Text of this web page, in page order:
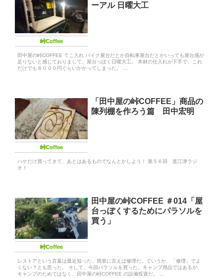
峠Coffee
ーアル 日曜大工
田中屋の峠COFFEE てこ入れ バイク屋台だとか自転車屋台だとかいっても屋台感が
足りないと感じておりまして、屋台っぽく日曜大工。 木材の仕入れが下手で、これ
だけでも８０００円ぐらいかかってしまった。 ...
峠Coffee
「田中屋の峠COFFEE」商品の
陳列棚を作ろう篇 田中宏明
ハケだけ買ってきて、あとはあるものでなんとかしよう！ 第５６回 直江津ラジ
オ！
峠Coffee
田中屋の峠COFFEE ＃014「屋
台っぽくするためにパラソルを
買う」
レストアという言葉は最近知った。簡単に言えば修理だ。ていうか、「修理」でよ
くない？とも思った。 そして、今回パラソルを買った。キャンプ用品ではあるが、
キャンプのためではなく、田中屋の峠COFFEE の設備投資だ。 ...